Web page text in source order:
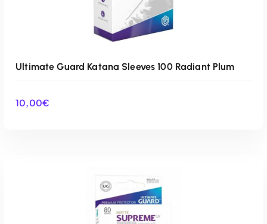
AÑADIR AL CARRITO
Ultimate Guard Katana Sleeves 100 Radiant Plum
10,00€